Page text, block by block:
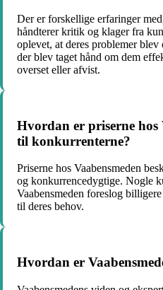
Der er forskellige erfaringer
håndterer kritik og klager fra
oplevet, at deres problemer
der blev taget hånd om dem
overset eller afvist.
Hvordan er priserne hos
til konkurrenterne?
Priserne hos Vaabensmeden
og konkurrencedygtige. Nogle
Vaabensmeden foreslog
til deres behov.
Hvordan er